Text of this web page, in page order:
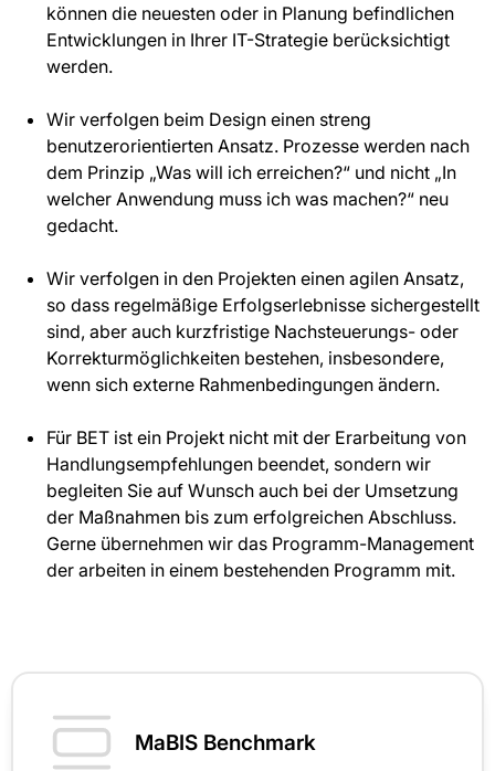
können die neuesten oder in Planung befindlichen
Entwicklungen in Ihrer IT-Strategie berücksichtigt
werden.
Wir verfolgen beim Design einen streng
benutzerorientierten Ansatz. Prozesse werden nach
dem Prinzip „Was will ich erreichen?“ und nicht „In
welcher Anwendung muss ich was machen?“ neu
gedacht.
Wir verfolgen in den Projekten einen agilen Ansatz,
so dass regelmäßige Erfolgserlebnisse sichergestellt
sind, aber auch kurzfristige Nachsteuerungs- oder
Korrekturmöglichkeiten bestehen, insbesondere,
wenn sich externe Rahmenbedingungen ändern.
Für BET ist ein Projekt nicht mit der Erarbeitung von
Handlungsempfehlungen beendet, sondern wir
begleiten Sie auf Wunsch auch bei der Umsetzung
der Maßnahmen bis zum erfolgreichen Abschluss.
Gerne übernehmen wir das Programm-Management
der arbeiten in einem bestehenden Programm mit.
MaBIS Benchmark